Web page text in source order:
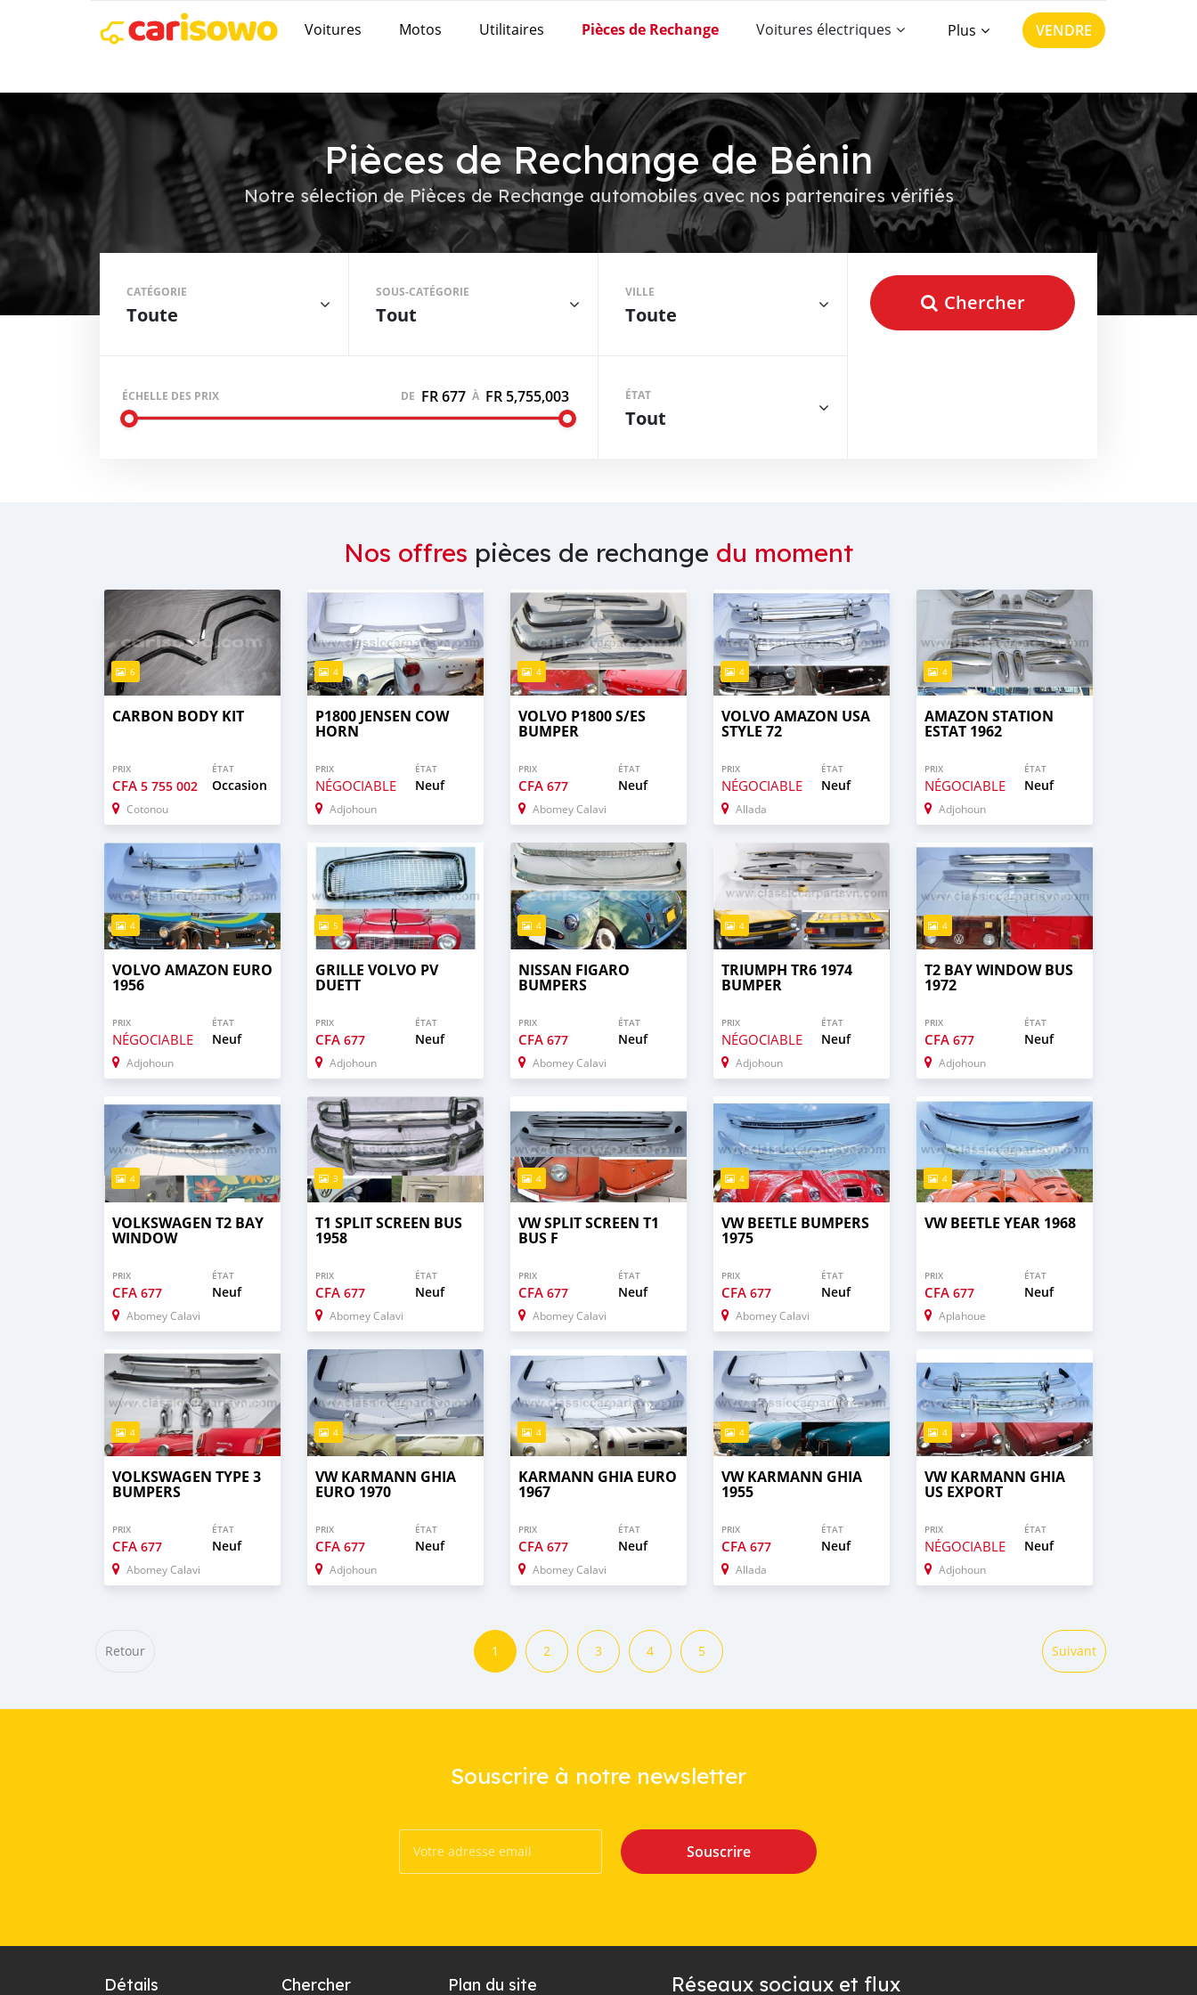
Voitures Motos Utilitaires Pièces de Rechange Voitures électriques Plus VENDRE
Pièces de Rechange de Bénin
Notre sélection de Pièces de Rechange automobiles avec nos partenaires vérifiés
CATÉGORIE
Toute
SOUS-CATÉGORIE
Tout
VILLE
Toute
ÉCHELLE DES PRIX DE FR 677 À FR 5,755,003 ÉTAT
Tout
Chercher
Nos offres pièces de rechange du moment
6
CARBON BODY KIT
PRIX
CFA 5 755 002
ÉTAT
Occasion
Cotonou
4
P1800 JENSEN COW
HORN
PRIX
NÉGOCIABLE
ÉTAT
Neuf
Adjohoun
4
VOLVO P1800 S/ES
BUMPER
PRIX
CFA 677
ÉTAT
Neuf
Abomey Calavi
4
VOLVO AMAZON USA
STYLE 72
PRIX
NÉGOCIABLE
ÉTAT
Neuf
Allada
4
AMAZON STATION
ESTAT 1962
PRIX
NÉGOCIABLE
ÉTAT
Neuf
Adjohoun
4
VOLVO AMAZON EURO
1956
PRIX
NÉGOCIABLE
ÉTAT
Neuf
Adjohoun
5
GRILLE VOLVO PV
DUETT
PRIX
CFA 677
ÉTAT
Neuf
Adjohoun
4
NISSAN FIGARO
BUMPERS
PRIX
CFA 677
ÉTAT
Neuf
Abomey Calavi
4
TRIUMPH TR6 1974
BUMPER
PRIX
NÉGOCIABLE
ÉTAT
Neuf
Adjohoun
4
T2 BAY WINDOW BUS
1972
PRIX
CFA 677
ÉTAT
Neuf
Adjohoun
4
VOLKSWAGEN T2 BAY
WINDOW
PRIX
CFA 677
ÉTAT
Neuf
Abomey Calavi
3
T1 SPLIT SCREEN BUS
1958
PRIX
CFA 677
ÉTAT
Neuf
Abomey Calavi
4
VW SPLIT SCREEN T1
BUS F
PRIX
CFA 677
ÉTAT
Neuf
Abomey Calavi
4
VW BEETLE BUMPERS
1975
PRIX
CFA 677
ÉTAT
Neuf
Abomey Calavi
4
VW BEETLE YEAR 1968
PRIX
CFA 677
ÉTAT
Neuf
Aplahoue
4
VOLKSWAGEN TYPE 3
BUMPERS
PRIX
CFA 677
ÉTAT
Neuf
Abomey Calavi
4
VW KARMANN GHIA
EURO 1970
PRIX
CFA 677
ÉTAT
Neuf
Adjohoun
4
KARMANN GHIA EURO
1967
PRIX
CFA 677
ÉTAT
Neuf
Abomey Calavi
4
VW KARMANN GHIA
1955
PRIX
CFA 677
ÉTAT
Neuf
Allada
4
VW KARMANN GHIA
US EXPORT
PRIX
NÉGOCIABLE
ÉTAT
Neuf
Adjohoun
Retour 1 2 3 4 5 Suivant
Souscrire à notre newsletter
Souscrire
Détails Chercher Plan du site Réseaux sociaux et flux